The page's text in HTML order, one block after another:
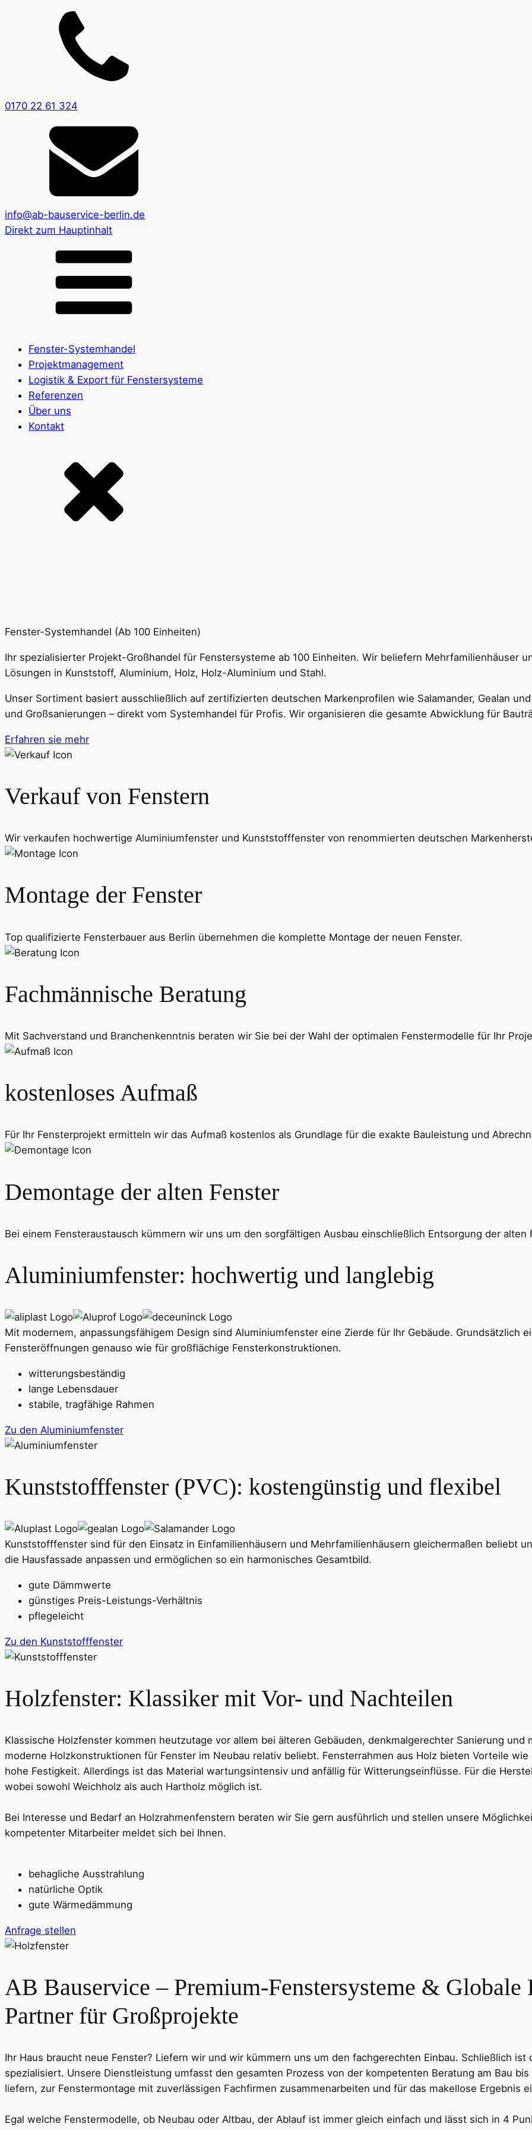
0170 22 61 324
info@ab-bauservice-berlin.de
Direkt zum Hauptinhalt
Fenster-Systemhandel
Projektmanagement
Logistik & Export für Fenstersysteme
Referenzen
Über uns
Kontakt
Fenster-Systemhandel (Ab 100 Einheiten)
Ihr spezialisierter Projekt-Großhandel für Fenstersysteme ab 100 Einheiten. Wir beliefern Mehrfamilienhäuser
Lösungen in Kunststoff, Aluminium, Holz, Holz-Aluminium und Stahl.
Unser Sortiment basiert ausschließlich auf zertifizierten deutschen Markenprofilen wie Salamander, Gealan
und Großsanierungen – direkt vom Systemhandel für Profis. Wir organisieren die gesamte Abwicklung für
Erfahren sie mehr
Verkauf von Fenstern
Wir verkaufen hochwertige Aluminiumfenster und Kunststofffenster von renommierten deutschen
Montage der Fenster
Top qualifizierte Fensterbauer aus Berlin übernehmen die komplette Montage der neuen Fenster.
Fachmännische Beratung
Mit Sachverstand und Branchenkenntnis beraten wir Sie bei der Wahl der optimalen Fenstermodelle für Ihr
kostenloses Aufmaß
Für Ihr Fensterprojekt ermitteln wir das Aufmaß kostenlos als Grundlage für die exakte Bauleistung und
Demontage der alten Fenster
Bei einem Fensteraustausch kümmern wir uns um den sorgfältigen Ausbau einschließlich Entsorgung der alten
Aluminiumfenster: hochwertig und langlebig
Mit modernem, anpassungsfähigem Design sind Aluminiumfenster eine Zierde für Ihr Gebäude. Grundsätzlich
Fensteröffnungen genauso wie für großflächige Fensterkonstruktionen.
witterungsbeständig
lange Lebensdauer
stabile, tragfähige Rahmen
Zu den Aluminiumfenster
Kunststofffenster (PVC): kostengünstig und flexibel
Kunststofffenster sind für den Einsatz in Einfamilienhäusern und Mehrfamilienhäusern gleichermaßen beliebt
die Hausfassade anpassen und ermöglichen so ein harmonisches Gesamtbild.
gute Dämmwerte
günstiges Preis-Leistungs-Verhältnis
pflegeleicht
Zu den Kunststofffenster
Holzfenster: Klassiker mit Vor- und Nachteilen
Klassische Holzfenster kommen heutzutage vor allem bei älteren Gebäuden, denkmalgerechter Sanierung und
moderne Holzkonstruktionen für Fenster im Neubau relativ beliebt. Fensterrahmen aus Holz bieten Vorteile
hohe Festigkeit. Allerdings ist das Material wartungsintensiv und anfällig für Witterungseinflüsse. Für die
wobei sowohl Weichholz als auch Hartholz möglich ist.
Bei Interesse und Bedarf an Holzrahmenfenstern beraten wir Sie gern ausführlich und stellen unsere
kompetenter Mitarbeiter meldet sich bei Ihnen.
behagliche Ausstrahlung
natürliche Optik
gute Wärmedämmung
Anfrage stellen
AB Bauservice – Premium-Fenstersysteme &
Partner für Großprojekte
Ihr Haus braucht neue Fenster? Liefern wir und wir kümmern uns um den fachgerechten Einbau. Schließlich ist
spezialisiert. Unsere Dienstleistung umfasst den gesamten Prozess von der kompetenten Beratung am Bau
liefern, zur Fenstermontage mit zuverlässigen Fachfirmen zusammenarbeiten und für das makellose Ergebnis
Egal welche Fenstermodelle, ob Neubau oder Altbau, der Ablauf ist immer gleich einfach und lässt sich in 4